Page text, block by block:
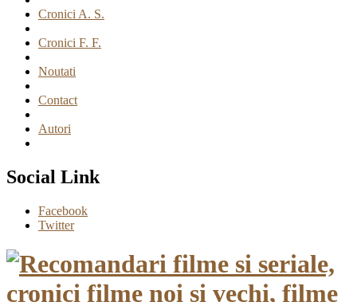
Cronici A. S.
Cronici F. F.
Noutati
Contact
Autori
Social Link
Facebook
Twitter